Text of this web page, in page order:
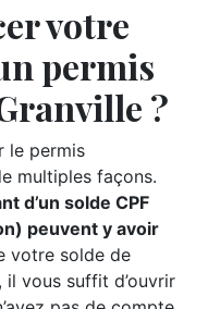
votre
permis
?
le permis
multiples façons.
d’un solde CPF
peuvent y avoir
votre solde de
vous suffit d’ouvrir